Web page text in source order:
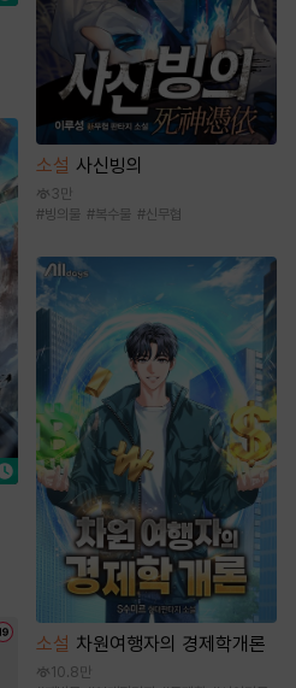
소설 사신빙의
3만
#빙의물 #복수물 #신무협
소설 차원여행자의 경제학개론
10.8만